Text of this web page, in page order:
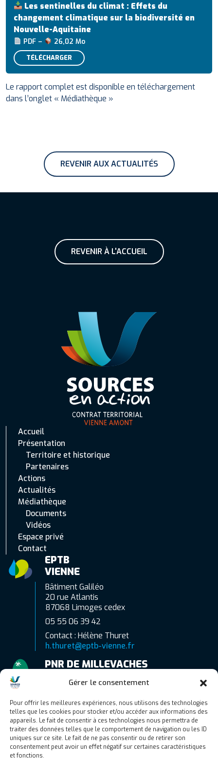
Gérer le consentement
Pour offrir les meilleures expériences, nous utilisons des technologies
telles que les cookies pour stocker et/ou accéder aux informations des
appareils. Le fait de consentir à ces technologies nous permettra de
traiter des données telles que le comportement de navigation ou les ID
uniques sur ce site. Le fait de ne pas consentir ou de retirer son
consentement peut avoir un effet négatif sur certaines caractéristiques
et fonctions.
Les sentinelles du climat : Effets du
changement climatique sur la biodiversité en
Nouvelle-Aquitaine
PDF – 26,02 Mo
TÉLÉCHARGER
Le rapport complet est disponible en téléchargement
dans l’onglet « Médiathèque »
REVENIR AUX ACTUALITÉS
REVENIR À L'ACCUEIL
Accueil
Présentation
Territoire et historique
Partenaires
Actions
Actualités
Médiathèque
Documents
Vidéos
Espace privé
Contact
EPTB
VIENNE
Bâtiment Galiléo
20 rue Atlantis
87068 Limoges cedex
05 55 06 39 42
Contact : Hélène Thuret
h.thuret@eptb-vienne.fr
PNR DE MILLEVACHES
19290 Millevaches
06 77 83 89 51
Contact : Camille Gaubert
c.gaubert@pnr-millevaches.fr